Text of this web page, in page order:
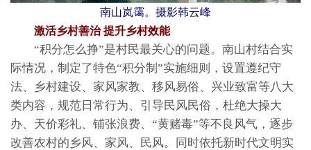
南山岚霭。摄影韩云峰
激活乡村善治 提升乡村效能
“积分怎么挣”是村民最关心的问题。南山村结合实
际情况，制定了特色“积分制”实施细则，设置遵纪守
法、乡村建设、家风家教、移风易俗、兴业致富等八大
类内容，规范日常行为、引导民风民俗，杜绝大操大
办、天价彩礼、铺张浪费、“黄赌毒”等不良风气，逐步
改善农村的乡风、家风、民风。同时依托新时代文明实